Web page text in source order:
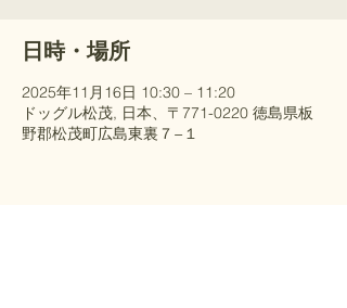
日時・場所
2025年11月16日 10:30 – 11:20
ドッグル松茂, 日本、〒771-0220 徳島県板
野郡松茂町広島東裏７−１